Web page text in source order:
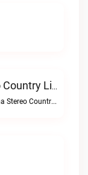
Radio Cadena Stereo Country Live
La voz de AmericaRadio Cadena Stereo Country live